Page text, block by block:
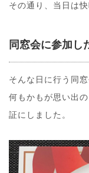
その通り、当日は
同窓会に参加し
そんな日に行う同窓
何もかもが思い出
証にしました。